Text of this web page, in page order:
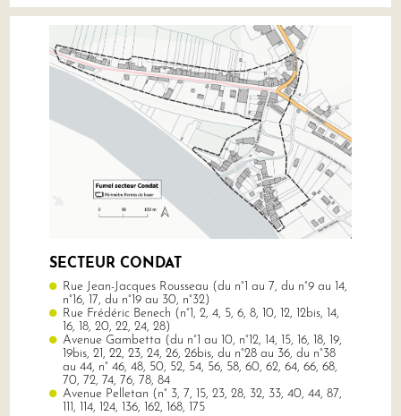
SECTEUR CONDAT
Rue Jean-Jacques Rousseau (du n°1 au 7, du n°9 au 14,
n°16, 17, du n°19 au 30, n°32)
Rue Frédéric Benech (n°1, 2, 4, 5, 6, 8, 10, 12, 12bis, 14,
16, 18, 20, 22, 24, 28)
Avenue Gambetta (du n°1 au 10, n°12, 14, 15, 16, 18, 19,
19bis, 21, 22, 23, 24, 26, 26bis, du n°28 au 36, du n°38
au 44, n° 46, 48, 50, 52, 54, 56, 58, 60, 62, 64, 66, 68,
70, 72, 74, 76, 78, 84
Avenue Pelletan (n° 3, 7, 15, 23, 28, 32, 33, 40, 44, 87,
111, 114, 124, 136, 162, 168, 175